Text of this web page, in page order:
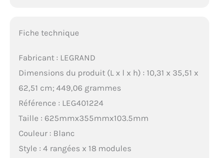
Fiche technique
Fabricant : LEGRAND
Dimensions du produit (L x l x h) : 10,31 x 35,51 x
62,51 cm; 449,06 grammes
Référence : LEG401224
Taille : 625mmx355mmx103.5mm
Couleur : Blanc
Style : 4 rangées x 18 modules